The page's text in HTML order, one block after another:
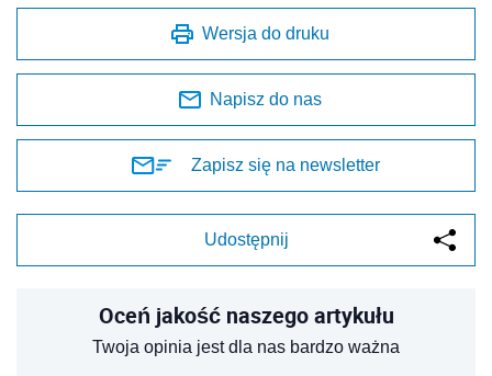
Wersja do druku
Napisz do nas
Zapisz się na newsletter
Udostępnij
Oceń jakość naszego artykułu
Twoja opinia jest dla nas bardzo ważna